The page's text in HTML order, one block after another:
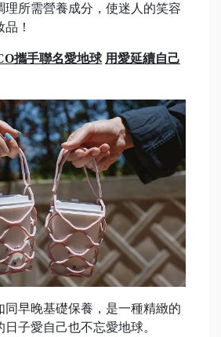
理所需營養成分，使迷人的笑容
！
攜手聯名愛地球 用愛延續自己
早晚基礎保養，是一種精緻的
子愛自己也不忘愛地球。